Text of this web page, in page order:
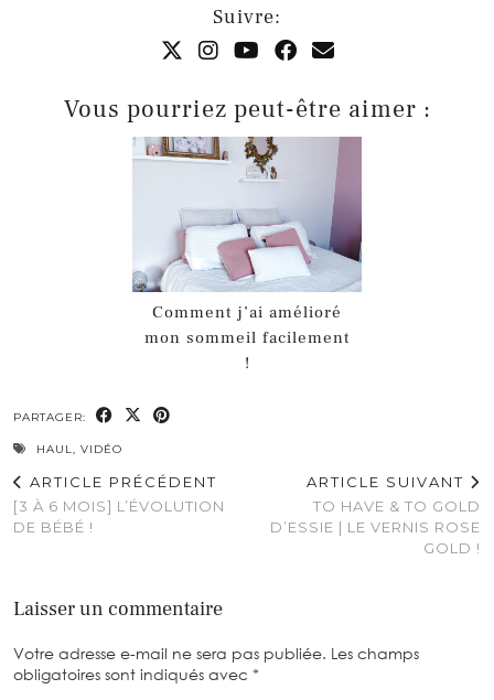
Suivre:
Vous pourriez peut-être aimer :
Comment j’ai amélioré
mon sommeil facilement
!
PARTAGER:
HAUL, VIDÉO
ARTICLE PRÉCÉDENT
[3 À 6 MOIS] L’ÉVOLUTION
DE BÉBÉ !
ARTICLE SUIVANT
TO HAVE & TO GOLD
D’ESSIE | LE VERNIS ROSE
GOLD !
Laisser un commentaire
Votre adresse e-mail ne sera pas publiée. Les champs
obligatoires sont indiqués avec *